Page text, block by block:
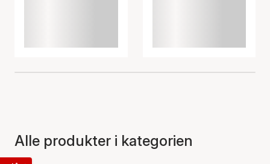
Alle produkter i kategorien